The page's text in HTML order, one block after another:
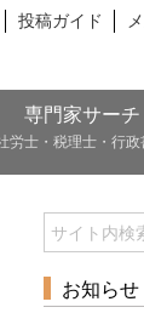
投稿ガイド
専門家サーチ
労士・税理士・行政
お知らせ